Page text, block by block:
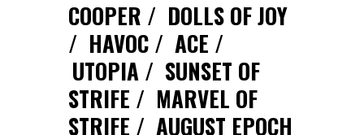
COOPER
DOLLS OF JOY
HAVOC
ACE
UTOPIA
SUNSET OF
STRIFE
MARVEL OF
STRIFE
AUGUST EPOCH